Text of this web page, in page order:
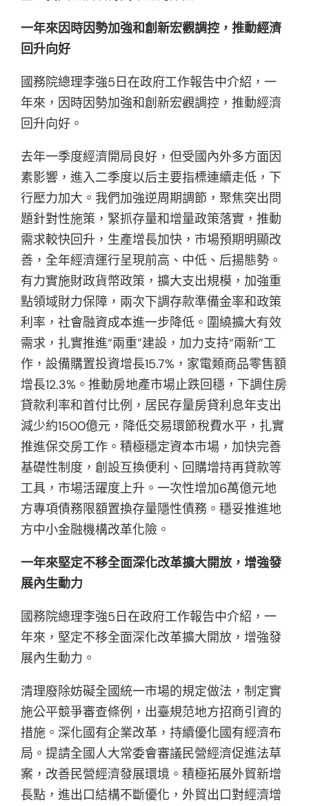
一年來因時因勢加強和創新宏觀調控，推動經濟
回升向好
國務院總理李強5日在政府工作報告中介紹，一
年來，因時因勢加強和創新宏觀調控，推動經濟
回升向好。
去年一季度經濟開局良好，但受國內外多方面因
素影響，進入二季度以后主要指標連續走低，下
行壓力加大。我們加強逆周期調節，聚焦突出問
題針對性施策，緊抓存量和增量政策落實，推動
需求較快回升，生產增長加快，市場預期明顯改
善，全年經濟運行呈現前高、中低、后揚態勢。
有力實施財政貨幣政策，擴大支出規模，加強重
點領域財力保障，兩次下調存款準備金率和政策
利率，社會融資成本進一步降低。圍繞擴大有效
需求，扎實推進“兩重”建設，加力支持“兩新”工
作，設備購置投資增長15.7%，家電類商品零售額
增長12.3%。推動房地產市場止跌回穩，下調住房
貸款利率和首付比例，居民存量房貸利息年支出
減少約1500億元，降低交易環節稅費水平，扎實
推進保交房工作。積極穩定資本市場，加快完善
基礎性制度，創設互換便利、回購增持再貸款等
工具，市場活躍度上升。一次性增加6萬億元地
方專項債務限額置換存量隱性債務。穩妥推進地
方中小金融機構改革化險。
一年來堅定不移全面深化改革擴大開放，增強發
展內生動力
國務院總理李強5日在政府工作報告中介紹，一
年來，堅定不移全面深化改革擴大開放，增強發
展內生動力。
清理廢除妨礙全國統一市場的規定做法，制定實
施公平競爭審查條例，出臺規范地方招商引資的
措施。深化國有企業改革，持續優化國有經濟布
局。提請全國人大常委會審議民營經濟促進法草
案，改善民營經濟發展環境。積極拓展外貿新增
長點，進出口結構不斷優化，外貿出口對經濟增